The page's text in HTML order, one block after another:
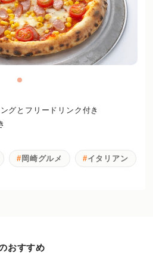
グとフリードリンク付き
岡崎グルメ イタリアン
おすすめ